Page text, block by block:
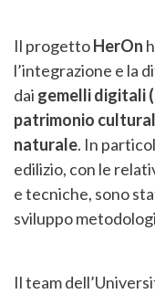
Il progettoHerOn
l’integrazione e la
dai gemelli digitali
patrimonio
naturale. In
edilizio, con le
e tecniche, sono
sviluppo
Il team